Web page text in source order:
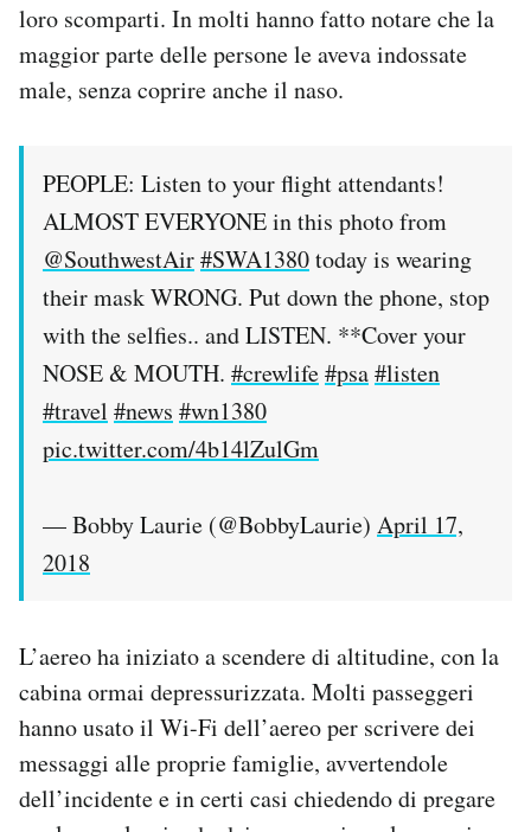
loro scomparti. In molti hanno fatto notare che la
maggior parte delle persone le aveva indossate
male, senza coprire anche il naso.
PEOPLE: Listen to your flight attendants!
ALMOST EVERYONE in this photo from
@SouthwestAir#SWA1380today is wearing
their mask WRONG. Put down the phone, stop
with the selfies.. and LISTEN. **Cover your
NOSE & MOUTH. #crewlife#psa#listen
#travel #news #wn1380
pic.twitter.com/4b14lZulGm
— Bobby Laurie (@BobbyLaurie) April 17,
2018
L’aereo ha iniziato a scendere di altitudine, con la
cabina ormai depressurizzata. Molti passeggeri
hanno usato il Wi-Fi dell’aereo per scrivere dei
messaggi alle proprie famiglie, avvertendole
dell’incidente e in certi casi chiedendo di pregare